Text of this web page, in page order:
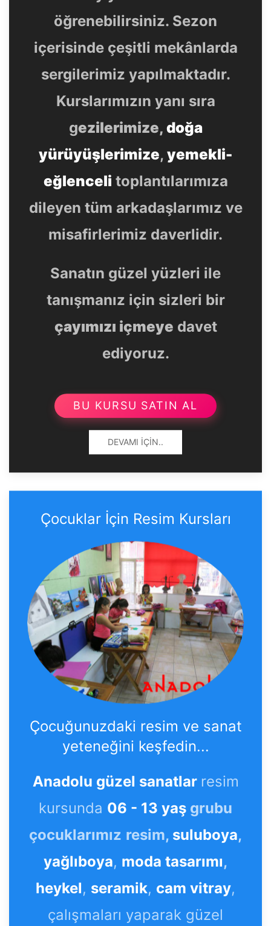
öğrenebilirsiniz. Sezon
içerisinde çeşitli mekânlarda
sergilerimiz yapılmaktadır.
Kurslarımızın yanı sıra
gezilerimize, doğa
yürüyüşlerimize, yemekli-
eğlenceli toplantılarımıza
dileyen tüm arkadaşlarımız ve
misafirlerimiz daverlidir.
Sanatın güzel yüzleri ile
tanışmanız için sizleri bir
çayımızı içmeye davet
ediyoruz.
BU KURSU SATIN AL
DEVAMI İÇIN..
Çocuklar İçin Resim Kursları
Çocuğunuzdaki resim ve sanat
yeteneğini keşfedin...
Anadolu güzel sanatlar resim
kursunda 06 - 13 yaş grubu
çocuklarımız resim, suluboya,
yağlıboya, moda tasarımı,
heykel, seramik, cam vitray,
çalışmaları yaparak güzel